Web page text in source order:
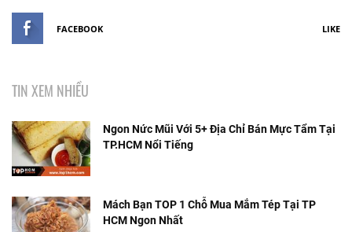
FACEBOOK LIKE
TIN XEM NHIỀU
Ngon Nức Mũi Với 5+ Địa Chỉ Bán Mực Tẩm Tại
TP.HCM Nổi Tiếng
Mách Bạn TOP 1 Chỗ Mua Mắm Tép Tại TP
HCM Ngon Nhất